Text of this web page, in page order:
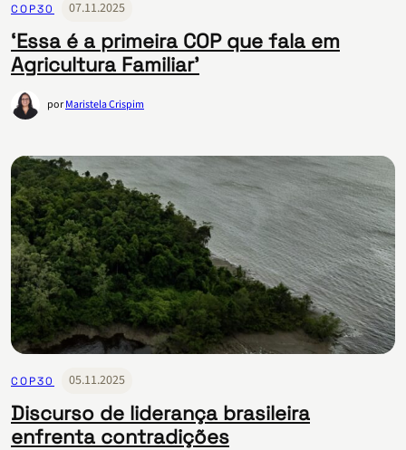
COP30 07.11.2025
‘Essa é a primeira COP que fala em
Agricultura Familiar’
porMaristela Crispim
COP30 05.11.2025
Discurso de liderança brasileira
enfrenta contradições